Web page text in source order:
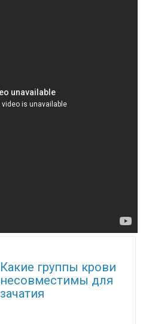
Какие группы крови
несовместимы для
зачатия